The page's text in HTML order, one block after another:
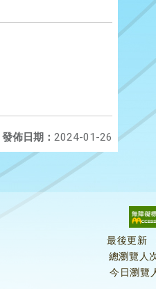
發佈日期： 2024-01-26
最後更新
總瀏覽人
今日瀏覽